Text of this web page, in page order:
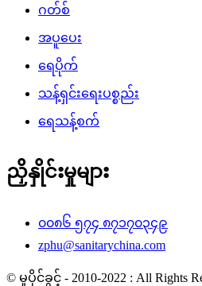
ဂတ်စ်
အပူပေး
ရေပိုက်
သန့်ရှင်းရေးပစ္စည်း
ရေသန့်စက်
ညှိနှိုင်းမှုများ
၀၀၈၆ ၅၇၄ ၈၇၁၇၀၃၄၉
zphu@sanitarychina.com
© မူပိုင်ခွင့် - 2010-2022 : All Rights